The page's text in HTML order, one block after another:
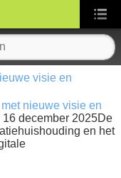
visie en
nieuwe visie en
december 2025De
en het